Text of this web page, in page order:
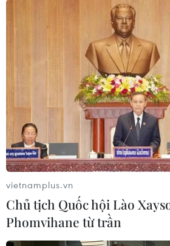
Kíp xe tăng đội Kyrgyzstan khai hỏa.
vietnamplus.vn
Chủ tịch Quốc hội Lào
Phomvihane từ trần